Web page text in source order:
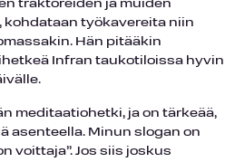
traktoreiden ja muiden
kohdataan työkavereita niin
Hän pitääkin
Infran taukotiloissa hyvin
meditaatiohetki, ja on tärkeää,
asenteella. Minun slogan on
voittaja”. Jos siis joskus